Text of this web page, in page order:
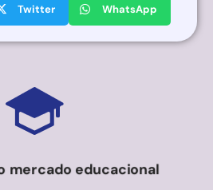
Twitter WhatsApp
mercado educacional